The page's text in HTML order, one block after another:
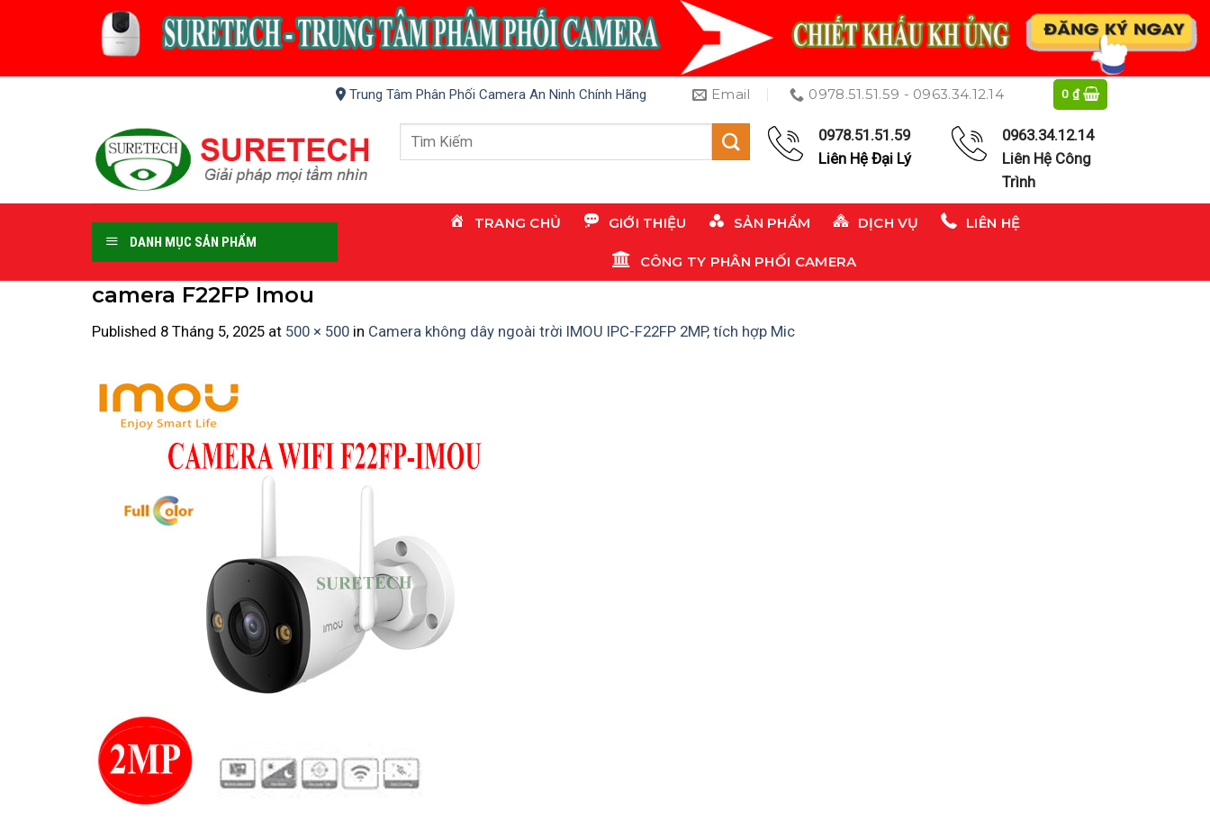
Trung Tâm Phân Phối Camera An Ninh Chính Hãng Email 0978.51.51.59 - 0963.34.12.14 0₫
Tìm
0978.51.51.59
Liên Hệ Đại Lý
0963.34.12.14
Liên Hệ Công
Trình
DANH MỤC SẢN PHẨM
TRANG CHỦ GIỚI THIỆU SẢN PHẨM DỊCH VỤ LIÊN HỆ
CÔNG TY PHÂN PHỐI CAMERA
camera F22FP Imou
Published 8 Tháng 5, 2025 at 500 × 500 in Camera không dây ngoài trời IMOU IPC-F22FP 2MP, tích hợp Mic